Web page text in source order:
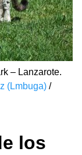
– Lanzarote.
(Lmbuga) /
los